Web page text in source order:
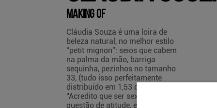
Making Of
Cláudia Souza é uma loira de
beleza natural, no melhor estilo
“petit mignon”: seios que cabem
na palma da mão, barriga
sequinha, pezinhos no tamanho
33, (tudo isso perfeitamente
distribuído em 1,53 de altura).
“Acredito que ser sexy é uma
questão de atitude, expressão e